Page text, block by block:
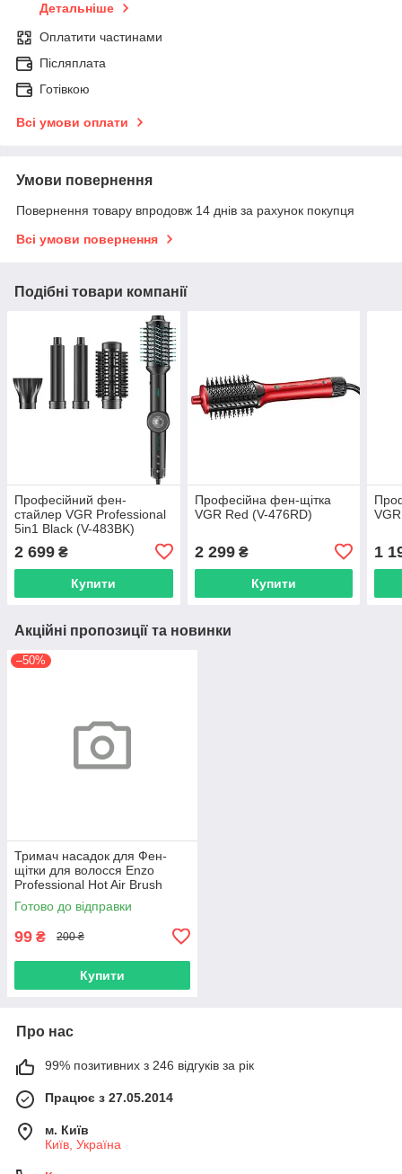
Детальніше
Оплатити частинами
Післяплата
Готівкою
Всі умови оплати
Умови повернення
Повернення товару впродовж 14 днів за рахунок покупця
Всі умови повернення
Подібні товари компанії
Професійний фен-
стайлер VGR Professional
5in1 Black (V-483BK)
2 699 ₴
Купити
Професійна фен-щітка
VGR Red (V-476RD)
2 299₴
Купити
1
Акційні пропозиції та новинки
–50%
Тримач насадок для Фен-
щітки для волосся Enzo
Professional Hot Air Brush
1500W (EN-743-01)
Готово до відправки
99 ₴ 200 ₴
Купити
Про нас
99% позитивних з 246 відгуків за рік
Працює з 27.05.2014
м. Київ
Київ, Україна